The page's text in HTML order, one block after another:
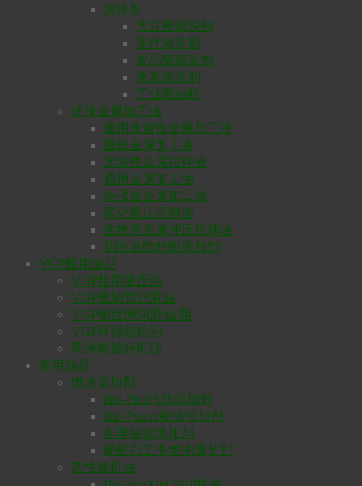
清洗剂
大豆橙清洗剂
零件清洗剂
食品级清洗剂
水基清洗剂
工业吸油粉
环保金属加工油
通用水溶性金属加工液
重载金属加工液
水溶性金属拉伸液
通用金属加工油
高强度金属加工油
雾化极压切削油
生物基金属冲压拉伸油
切削油防粘附添加剂
VGP船用油品
VGP船用液压油
VGP艉轴管润滑油
VGP钢丝绳润滑油/脂
VGP环保齿轮油
两冲程舷外机油
车用油品
燃油添加剂
Bio-Plus汽油添加剂
Bio-Power柴油添加剂
冬季柴油添加剂
船舶和工业燃油调节剂
高性能机油